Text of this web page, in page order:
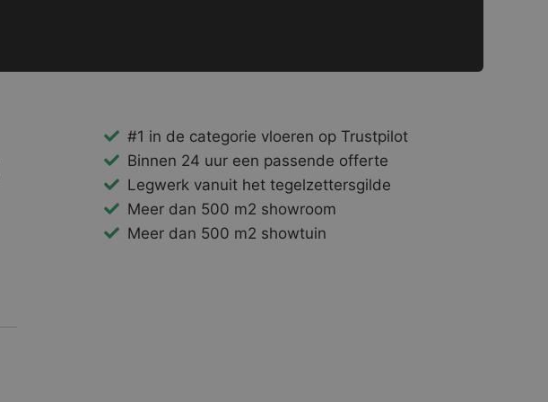
#1 in de categorie vloeren op Trustpilot
Binnen 24 uur een passende offerte
Legwerk vanuit het tegelzettersgilde
Meer dan 500 m2 showroom
Meer dan 500 m2 showtuin